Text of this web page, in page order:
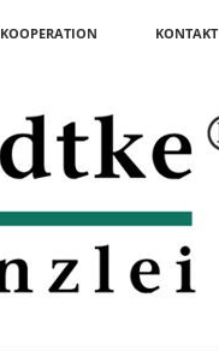
KOOPERATION KONTAKT